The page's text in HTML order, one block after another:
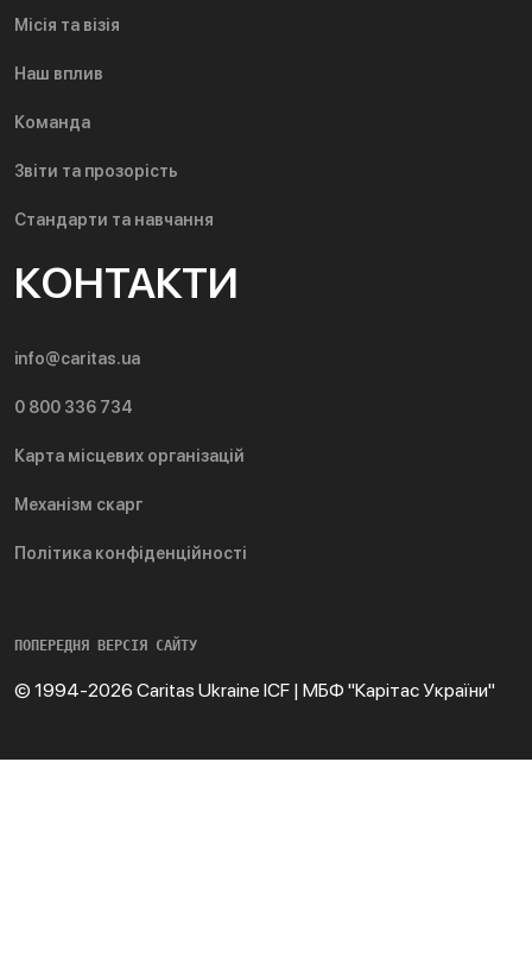
Місія та візія
Наш вплив
Команда
Звіти та прозорість
Стандарти та навчання
КОНТАКТИ
info@caritas.ua
0 800 336 734
Карта місцевих організацій
Механізм скарг
Політика конфіденційності
ПОПЕРЕДНЯ ВЕРСІЯ САЙТУ
© 1994-2026 Caritas Ukraine ICF | МБФ "Карітас України"